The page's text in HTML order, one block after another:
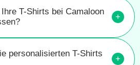
T-Shirts bei Camaloon
+
personalisierten T-Shirts
+